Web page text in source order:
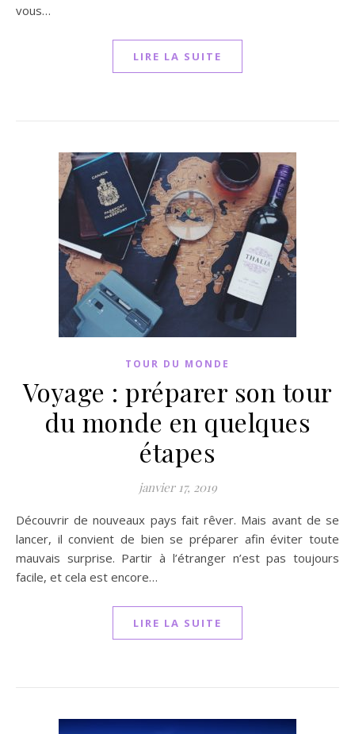
vous…
LIRE LA SUITE
TOUR DU MONDE
Voyage : préparer son tour
du monde en quelques
étapes
janvier 17, 2019
Découvrir de nouveaux pays fait rêver. Mais avant de se
lancer, il convient de bien se préparer afin éviter toute
mauvais surprise. Partir à l’étranger n’est pas toujours
facile, et cela est encore…
LIRE LA SUITE